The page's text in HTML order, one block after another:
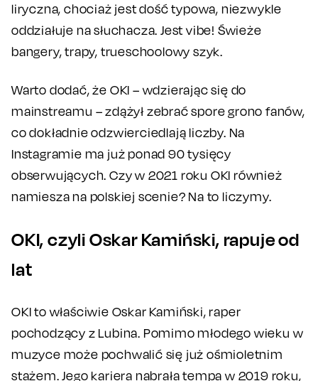
liryczna, chociaż jest dość typowa, niezwykle
oddziałuje na słuchacza. Jest vibe! Świeże
bangery, trapy, trueschoolowy szyk.
Warto dodać, że OKI – wdzierając się do
mainstreamu – zdążył zebrać spore grono fanów,
co dokładnie odzwierciedlają liczby. Na
Instagramie ma już ponad 90 tysięcy
obserwujących. Czy w 2021 roku OKI również
namiesza na polskiej scenie? Na to liczymy.
OKI, czyli Oskar Kamiński, rapuje od
lat
OKI to właściwie Oskar Kamiński, raper
pochodzący z Lubina. Pomimo młodego wieku w
muzyce może pochwalić się już ośmioletnim
stażem. Jego kariera nabrała tempa w 2019 roku,